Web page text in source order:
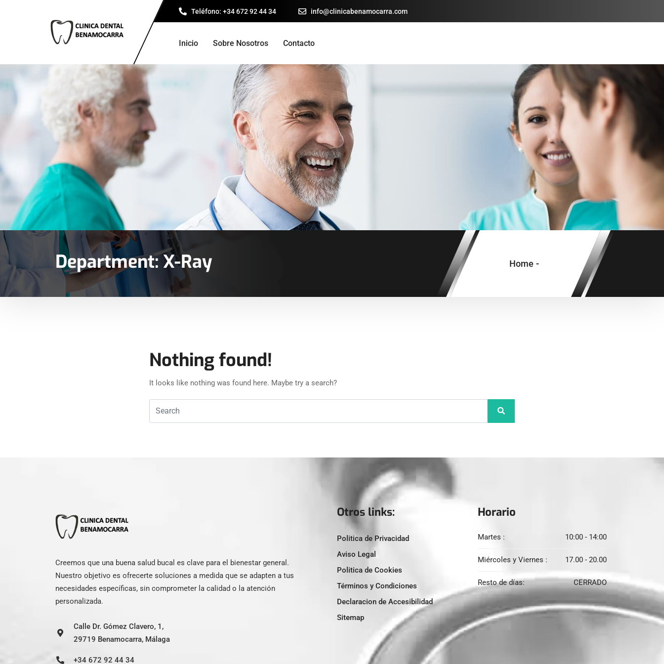
Teléfono: +34 672 92 44 34 info@clinicabenamocarra.com
Inicio Sobre Nosotros Contacto
Department:X-Ray Home -
Nothing found!
It looks like nothing was found here. Maybe try a search?
Creemos que una buena salud bucal es clave para el bienestar general.
Nuestro objetivo es ofrecerte soluciones a medida que se adapten a tus
necesidades específicas, sin comprometer la calidad o la atención
personalizada.
Calle Dr. Gómez Clavero, 1,
29719 Benamocarra, Málaga
+34 672 92 44 34
Otros links:
Politica de Privacidad
Aviso Legal
Politica de Cookies
Términos y Condiciones
Declaracion de Accesibilidad
Sitemap
Horario
Martes : 10:00 - 14:00
Miércoles y Viernes : 17.00 - 20.00
Resto de días: CERRADO